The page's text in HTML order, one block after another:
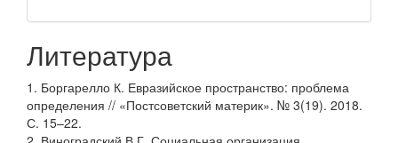
Литература
1. Боргарелло К. Евразийское пространство: проблема
определения // «Постсоветский материк». № 3(19). 2018.
С. 15–22.